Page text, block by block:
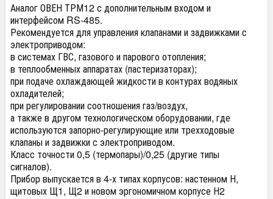
Аналог ОВЕН ТРМ12 с дополнительным входом и
интерфейсом RS-485.
Рекомендуется для управления клапанами и задвижками с
электроприводом:
в системах ГВС, газового и парового отопления;
в теплообменных аппаратах (пастеризаторах);
при подаче охлаждающей жидкости в контурах водяных
охладителей;
при регулировании соотношения газ/воздух,
а также в другом технологическом оборудовании, где
используются запорно-регулирующие или трехходовые
клапаны и задвижки с электроприводом.
Класс точности 0,5 (термопары)/0,25 (другие типы
сигналов).
Прибор выпускается в 4-х типах корпусов: настенном Н,
щитовых Щ1, Щ2 и новом эргономичном корпусе Н2